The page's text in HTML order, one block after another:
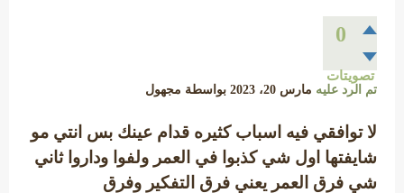
0
تصويتات
تم الرد عليه مارس 20، 2023 بواسطة مجهول
لا توافقي فيه اسباب كثيره قدام عينك بس انتي مو
شايفتها اول شي كذبوا في العمر ولفوا وداروا ثاني
شي فرق العمر يعني فرق التفكير وفرق